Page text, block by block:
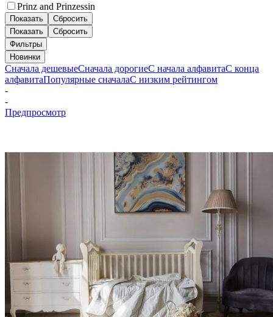
Prinz and Prinzessin
Показать
Сбросить
Показать
Сбросить
Фильтры
Новинки
Сначала дешевыеСначала дорогиеС начала алфавитаС конца
алфавитаПопулярные сначалаС низким рейтингом
-
-
Предпросмотр